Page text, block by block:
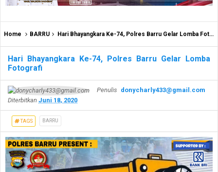
Home BARRU Hari Bhayangkara Ke-74, Polres Barru Gelar Lomba Fotografi
Hari Bhayangkara Ke-74, Polres Barru Gelar Lomba
Fotografi
Penulis donycharly433@gmail.com
Diterbitkan Juni 18, 2020
TAGS BARRU